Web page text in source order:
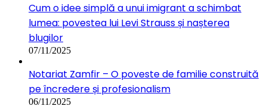
Cum o idee simplă a unui imigrant a schimbat
lumea: povestea lui Levi Strauss și nașterea
blugilor
07/11/2025
Notariat Zamfir – O poveste de familie construită
pe încredere și profesionalism
06/11/2025